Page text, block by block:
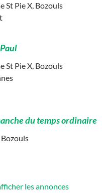
St Pie X, Bozouls
St Pie X, Bozouls
du temps ordinaire
Bozouls
les annonces